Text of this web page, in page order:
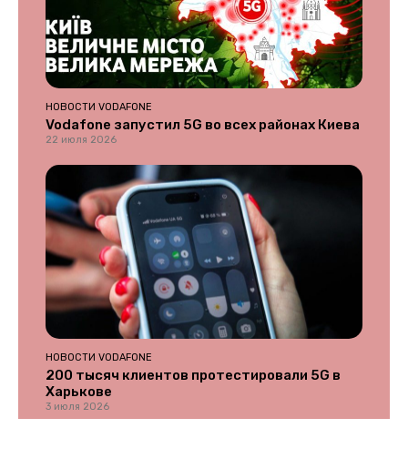
НОВОСТИ VODAFONE
Vodafone запустил 5G во всех районах Киева
22 июля 2026
НОВОСТИ VODAFONE
200 тысяч клиентов протестировали 5G в
Харькове
3 июля 2026